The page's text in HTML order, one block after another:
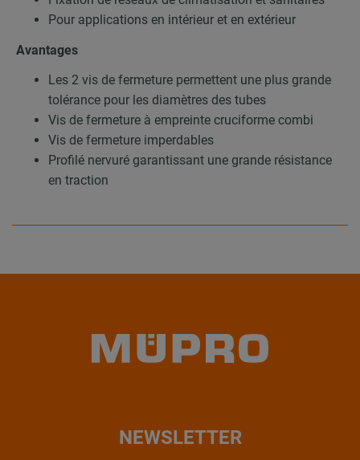
Pour applications en intérieur et en extérieur
Avantages
Les 2 vis de fermeture permettent une plus grande
tolérance pour les diamètres des tubes
Vis de fermeture à empreinte cruciforme combi
Vis de fermeture imperdables
Profilé nervuré garantissant une grande résistance
en traction
NEWSLETTER